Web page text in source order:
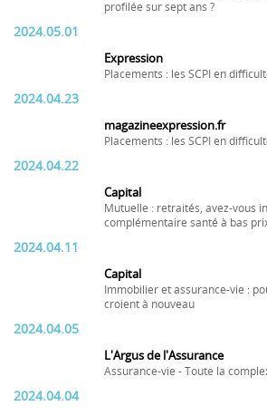
profilée sur sept ans ?
2024.05.01
Expression
Placements : les SCPI en
2024.04.23
magazineexpression.fr
Placements : les SCPI en
2024.04.22
Capital
Mutuelle : retraités, avez-vous
complémentaire santé à bas
2024.04.11
Capital
Immobilier et assurance-vie :
croient à nouveau
2024.04.05
L'Argus de l'Assurance
Assurance-vie - Toute la
2024.04.04